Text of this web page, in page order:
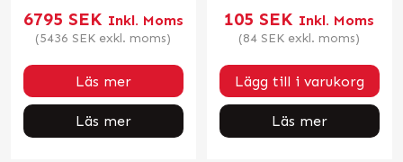
6795 SEK Inkl. Moms
(5436 SEK exkl. moms)
Läs mer
Läs mer
105 SEK Inkl. Moms
(84 SEK exkl. moms)
Lägg till i varukorg
Läs mer